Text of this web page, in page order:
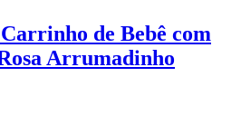
de Bebê com
Arrumadinho